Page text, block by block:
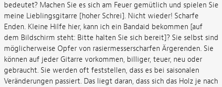
bedeutet? Machen Sie es sich am Feuer gemütlich und spielen Sie
meine Lieblingsgitarre [hoher Schrei]. Nicht wieder! Scharfe
Enden. Kleine Hilfe hier, kann ich ein Bandaid bekommen [auf
dem Bildschirm steht: Bitte halten Sie sich bereit]? Sie selbst sind
möglicherweise Opfer von rasiermesserscharfen Ärgerenden. Sie
können auf jeder Gitarre vorkommen, billiger, teuer, neu oder
gebraucht. Sie werden oft feststellen, dass es bei saisonalen
Veränderungen passiert. Das liegt daran, dass sich das Holz je nach